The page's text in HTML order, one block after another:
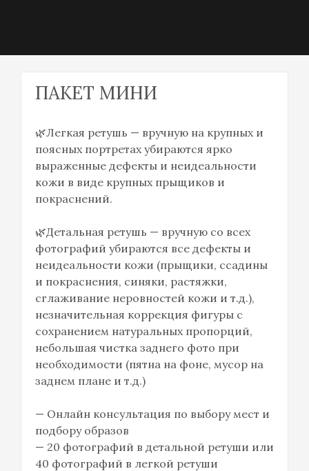
Наталья Силина
ПАКЕТ МИНИ
🌿Легкая ретушь — вручную на крупных и
поясных портретах убираются ярко
выраженные дефекты и неидеальности
кожи в виде крупных прыщиков и
покраснений.
🌿Детальная ретушь — вручную со всех
фотографий убираются все дефекты и
неидеальности кожи (прыщики, ссадины
и покраснения, синяки, растяжки,
сглаживание неровностей кожи и т.д.),
незначительная коррекция фигуры с
сохранением натуральных пропорций,
небольшая чистка заднего фото при
необходимости (пятна на фоне, мусор на
заднем плане и т.д.)
— Онлайн консультация по выбору мест и
подбору образов
— 20 фотографий в детальной ретуши или
40 фотографий в легкой ретуши